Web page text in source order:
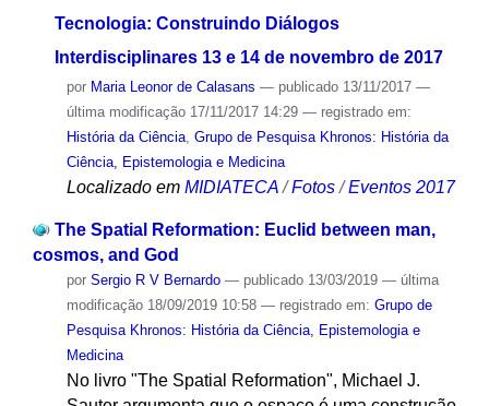
Tecnologia: Construindo Diálogos
Interdisciplinares 13 e 14 de novembro de 2017
por Maria Leonor de Calasans — publicado13/11/2017 —
última modificação17/11/2017 14:29 — registrado em:
História da Ciência, Grupo de Pesquisa Khronos: História da
Ciência, Epistemologia e Medicina
Localizado em MIDIATECA /Fotos /Eventos 2017
The Spatial Reformation: Euclid between man,
cosmos, and God
por Sergio R V Bernardo — publicado13/03/2019 — última
modificação18/09/2019 10:58 — registrado em: Grupo de
Pesquisa Khronos: História da Ciência, Epistemologia e
Medicina
No livro "The Spatial Reformation", Michael J.